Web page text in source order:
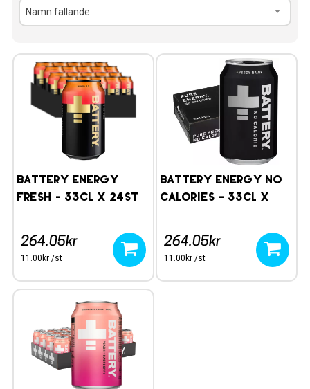
Namn fallande
Battery Energy
Fresh - 33cl x 24st
264.05kr
11.00kr /st
Battery Energy No
Calories - 33cl x
264.05kr
11.00kr /st